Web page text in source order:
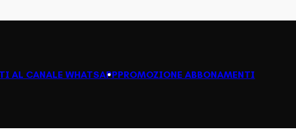
AL CANALE WHATSAPPPROMOZIONE ABBONAMENTI